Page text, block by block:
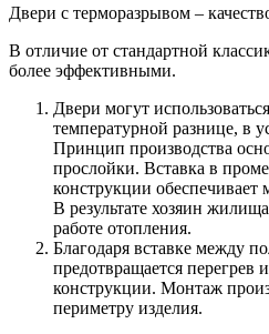
Двери с терморазрывом –
В отличие от стандартной
более эффективными.
Двери могут
температурной разнице, в
Принцип производства
прослойки. Вставка в
конструкции обеспечивает
В результате хозяин
работе отопления.
Благодаря вставке между
предотвращается перегрев
конструкции. Монтаж
периметру изделия.